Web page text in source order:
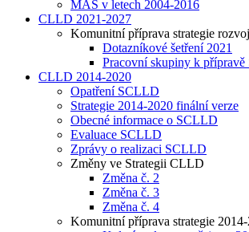
MAS v letech 2004-2016
CLLD 2021-2027
Komunitní příprava strategie
Dotazníkové šetření 2021
Pracovní skupiny k
CLLD 2014-2020
Opatření SCLLD
Strategie 2014-2020 finální verze
Obecné informace o SCLLD
Evaluace SCLLD
Zprávy o realizaci SCLLD
Změny ve Strategii CLLD
Změna č. 2
Změna č. 3
Změna č. 4
Komunitní příprava strategie